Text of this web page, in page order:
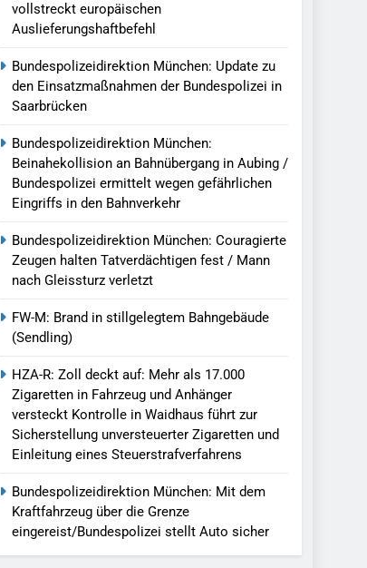
vollstreckt europäischen
Auslieferungshaftbefehl
Bundespolizeidirektion München: Update zu
den Einsatzmaßnahmen der Bundespolizei in
Saarbrücken
Bundespolizeidirektion München:
Beinahekollision an Bahnübergang in Aubing /
Bundespolizei ermittelt wegen gefährlichen
Eingriffs in den Bahnverkehr
Bundespolizeidirektion München: Couragierte
Zeugen halten Tatverdächtigen fest / Mann
nach Gleissturz verletzt
FW-M: Brand in stillgelegtem Bahngebäude
(Sendling)
HZA-R: Zoll deckt auf: Mehr als 17.000
Zigaretten in Fahrzeug und Anhänger
versteckt Kontrolle in Waidhaus führt zur
Sicherstellung unversteuerter Zigaretten und
Einleitung eines Steuerstrafverfahrens
Bundespolizeidirektion München: Mit dem
Kraftfahrzeug über die Grenze
eingereist/Bundespolizei stellt Auto sicher